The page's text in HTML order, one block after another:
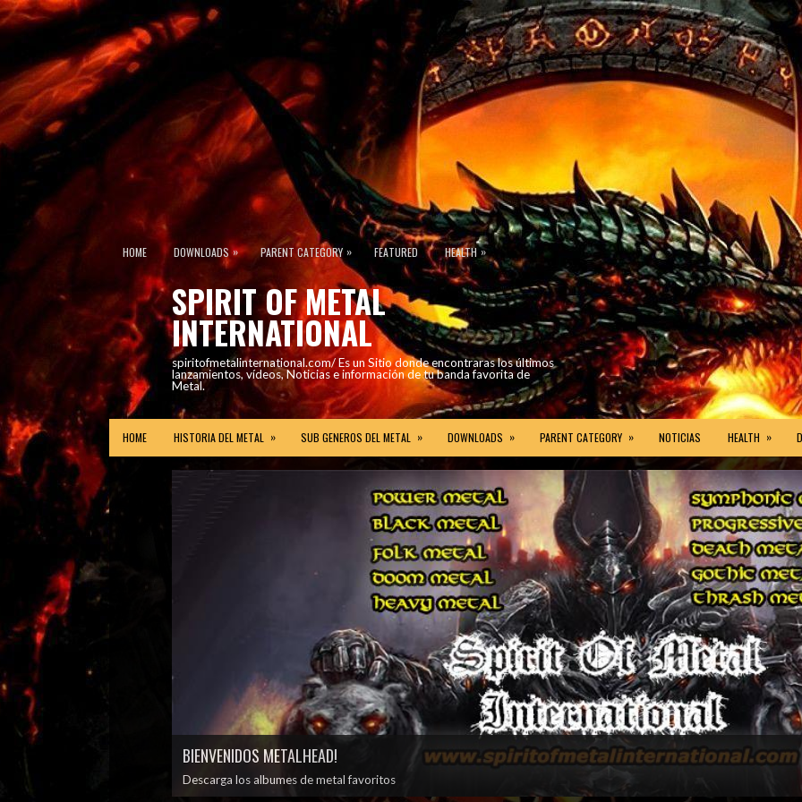
HOME DOWNLOADS » PARENT CATEGORY » FEATURED HEALTH »
SPIRIT OF METAL
INTERNATIONAL
spiritofmetalinternational.com/ Es un Sitio donde encontraras los últimos
lanzamientos, vídeos, Noticias e información de tu banda favorita de
Metal.
HOME HISTORIA DEL METAL » SUB GENEROS DEL METAL » DOWNLOADS » PARENT CATEGORY » NOTICIAS HEALTH »
BIENVENIDOS METALHEAD!
Descarga los albumes de metal favoritos